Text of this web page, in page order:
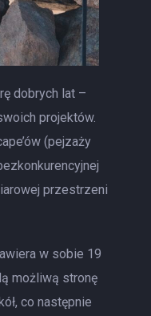
dobrych lat –
projektów.
(pejzaży
przestrzeni
w sobie 19
możliwą stronę
co następnie